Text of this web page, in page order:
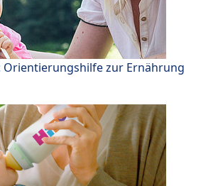
Orientierungshilfe zur Ernährung